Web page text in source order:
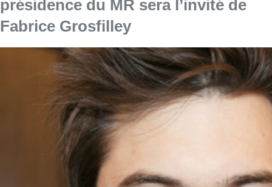
présidence du MR sera l’invité de
Fabrice Grosfilley